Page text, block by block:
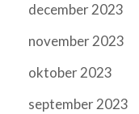
december 2023
november 2023
oktober 2023
september 2023